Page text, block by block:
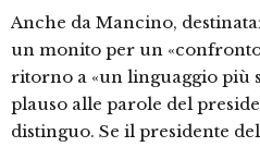
Anche da Mancino,
un monito per un
ritorno a «un linguaggio più
plauso alle parole del
distinguo. Se il presidente